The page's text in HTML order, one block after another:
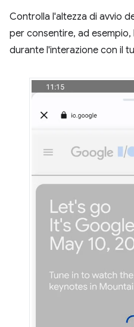
Controlla l'altezza di avvio
per consentire, ad
durante l'interazione con il